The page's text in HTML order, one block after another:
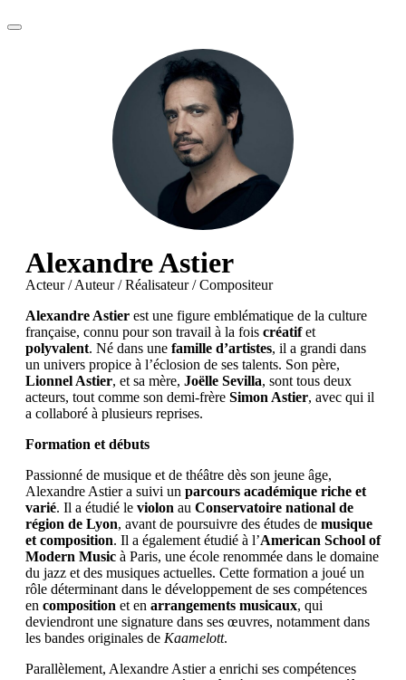
Alexandre Astier
Acteur / Auteur / Réalisateur / Compositeur
Alexandre Astier est une figure emblématique de la culture
française, connu pour son travail à la fois créatifet
polyvalent. Né dans une famille d’artistes, il a grandi dans
un univers propice à l’éclosion de ses talents. Son père,
Lionnel Astier, et sa mère, Joëlle Sevilla, sont tous deux
acteurs, tout comme son demi-frère Simon Astier, avec qui il
a collaboré à plusieurs reprises.
Formation et débuts
Passionné de musique et de théâtre dès son jeune âge,
Alexandre Astier a suivi un parcours académique riche et
varié. Il a étudié le violon au Conservatoire national de
région de Lyon, avant de poursuivre des études de musique
et composition. Il a également étudié à l’American School of
Modern Music à Paris, une école renommée dans le domaine
du jazz et des musiques actuelles. Cette formation a joué un
rôle déterminant dans le développement de ses compétences
en composition et en arrangements musicaux, qui
deviendront une signature dans ses œuvres, notamment dans
les bandes originales de Kaamelott.
Parallèlement, Alexandre Astier a enrichi ses compétences